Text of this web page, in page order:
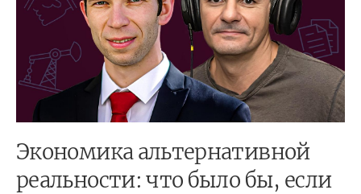
Экономика альтернативной
реальности: что было бы, если